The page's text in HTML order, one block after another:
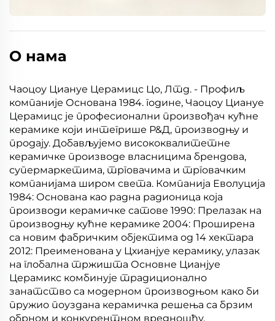
О нама
Чаоцоу Циануе Церамицс Цо, Лтд. - Профиљ
компаније Основана 1984. године, Чаоцоу Циануе
Церамицс је професионални произвођач кућне
керамике који интегрише Р&Д, производњу и
продају. Добављујемо висококвалитетне
керамичке производе власницима брендова,
супермаркетима, трговачима и трговачким
компанијама широм света. Компанија Еволуција
1984: Основана као радна радионица која
производи керамичке сатове 1990: Прелазак на
производњу кућне керамике 2004: Проширена
са новим фабричким објектима од 14 хектара
2012: Преименована у Цхианјуе керамику, улазак
на глобална тржишта Основне Цианјуе
Церамикс комбинује традиционално
занатство са модерном производњом како би
пружио поуздана керамичка решења са брзим
обрном и конкурентном вредношћу.